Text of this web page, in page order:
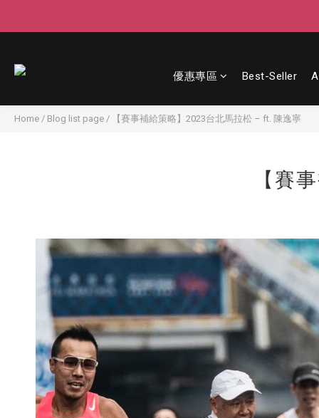
優惠專區 Best-Seller
Home / Blog list page / 【賽事補給策略】2023台北馬拉松 – ft. 陳逸寧
【賽